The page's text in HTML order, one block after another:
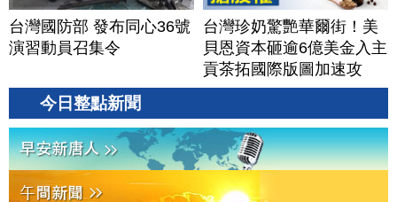
台灣國防部 發布同心36號
演習動員召集令
台灣珍奶驚艷華爾街！美
貝恩資本砸逾6億美金入主
貢茶拓國際版圖加速攻
美？｜#財經新聞｜
今日整點新聞